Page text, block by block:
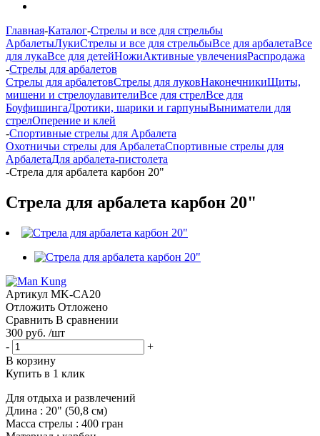
Главная-Каталог-Стрелы и все для стрельбы
АрбалетыЛукиСтрелы и все для стрельбыВсе для арбалетаВсе
для лукаВсе для детейНожиАктивные увлеченияРаспродажа
-Стрелы для арбалетов
Стрелы для арбалетовСтрелы для луковНаконечникиЩиты,
мишени и стрелоулавителиВсе для стрелВсе для
БоуфишингаДротики, шарики и гарпуныВыниматели для
стрелОперение и клей
-Спортивные стрелы для Арбалета
Охотничьи стрелы для АрбалетаСпортивные стрелы для
АрбалетаДля арбалета-пистолета
-Стрела для арбалета карбон 20"
Стрела для арбалета карбон 20"
Артикул MK-CA20
Отложить Отложено
Сравнить В сравнении
300 руб. /шт
-
+
В корзину
Купить в 1 клик
Для отдыха и развлечений
Длина : 20" (50,8 см)
Масса стрелы : 400 гран